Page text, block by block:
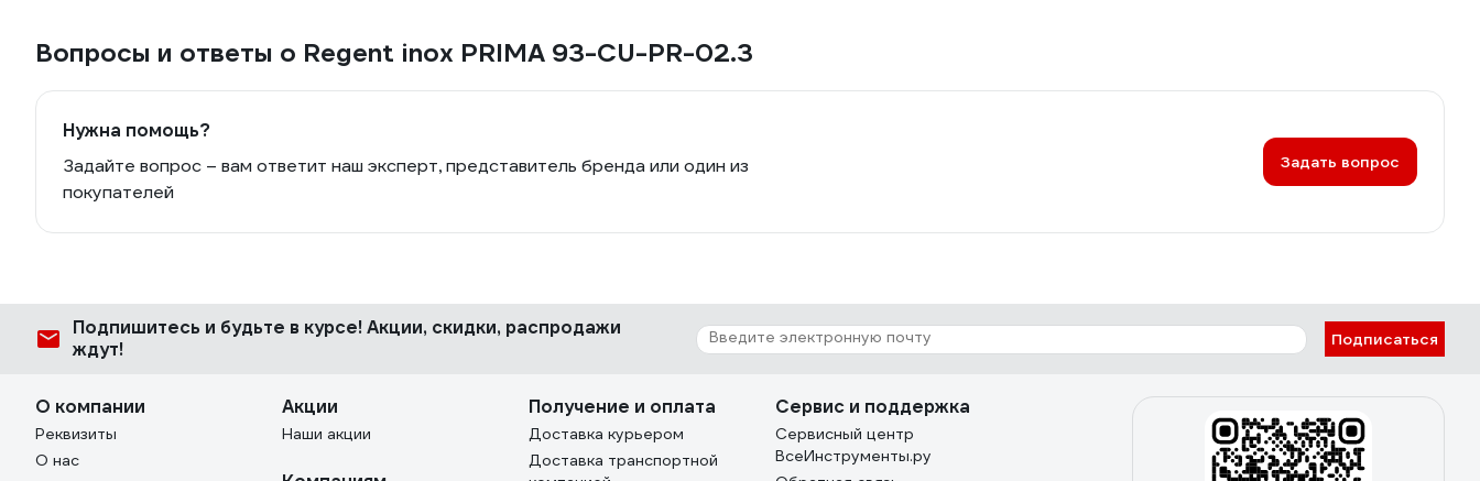
Вопросы и ответы о Regent inox PRIMA 93-CU-PR-02.3
Нужна помощь?
Задайте вопрос – вам ответит наш эксперт, представитель бренда или один из
покупателей
Задать вопрос
Подпишитесь и будьте в курсе! Акции, скидки, распродажи
ждут!
Подписаться
О компании
Реквизиты
О нас
Акции
Наши акции
Получение и оплата
Доставка курьером
Доставка транспортной
Сервис и поддержка
Сервисный центр
ВсеИнструменты.ру